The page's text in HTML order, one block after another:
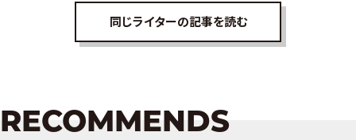
同じライターの記事を読む
RECOMMENDS